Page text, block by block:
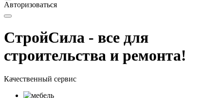
Авторизоваться
СтройСила - все для
строительства и ремонта!
Качественный сервис